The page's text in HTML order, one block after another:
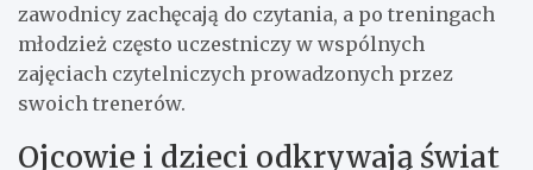
zawodnicy zachęcają do czytania, a po treningach
młodzież często uczestniczy w wspólnych
zajęciach czytelniczych prowadzonych przez
swoich trenerów.
Ojcowie i dzieci odkrywają świat